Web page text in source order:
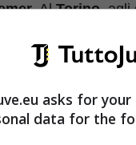
. AlTorino, agli
il suo
gennaio, però,
dichiarato anche
bianconera ha
asks for your
data for the